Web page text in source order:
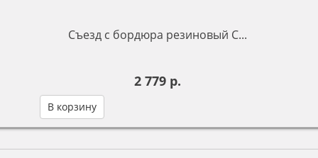
Съезд с бордюра резиновый С...
2 779 р.
В корзину